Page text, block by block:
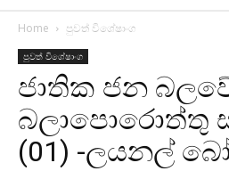
Home පුවත් විශේෂාංග
පුවත් විශේෂාංග
ජාතික ජන
බලාපොරොත්තු
(01) -ලයනල්